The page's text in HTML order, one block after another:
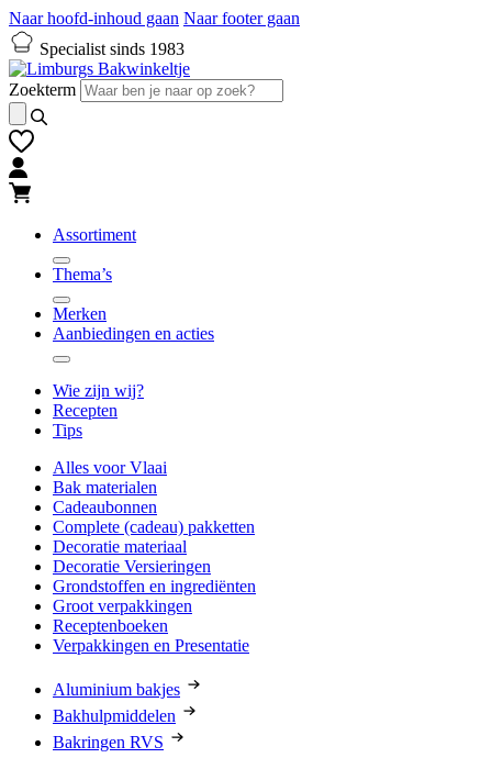
Naar hoofd-inhoud gaan Naar footer gaan
Specialist sinds 1983
Zoekterm
Assortiment
Thema’s
Merken
Aanbiedingen en acties
Wie zijn wij?
Recepten
Tips
Alles voor Vlaai
Bak materialen
Cadeaubonnen
Complete (cadeau) pakketten
Decoratie materiaal
Decoratie Versieringen
Grondstoffen en ingrediënten
Groot verpakkingen
Receptenboeken
Verpakkingen en Presentatie
Aluminium bakjes
Bakhulpmiddelen
Bakringen RVS